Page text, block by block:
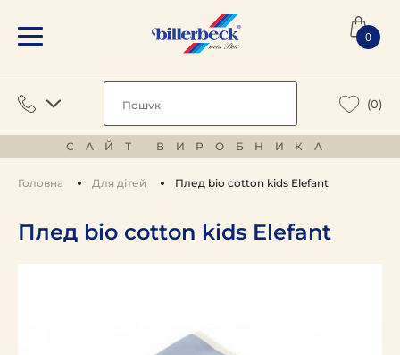
0
(0)
САЙТ ВИРОБНИКА
Головна Для дітей Плед bio cotton kids Elefant
Плед bio cotton kids Elefant